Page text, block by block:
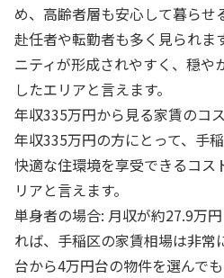
め、高齢者層も安心して暮らせ
赴任者や転勤者も多く見られま
ニティが形成されやすく、穏や
したエリアと言えます。
年収335万円から見る家賃のコ
年収335万円の方にとって、手
快適な住環境を享受できるコス
リアと言えます。
単身者の場合: 月収が約27.9万
れば、手稲区の家賃相場は非常
台から4万円台の物件を選んで